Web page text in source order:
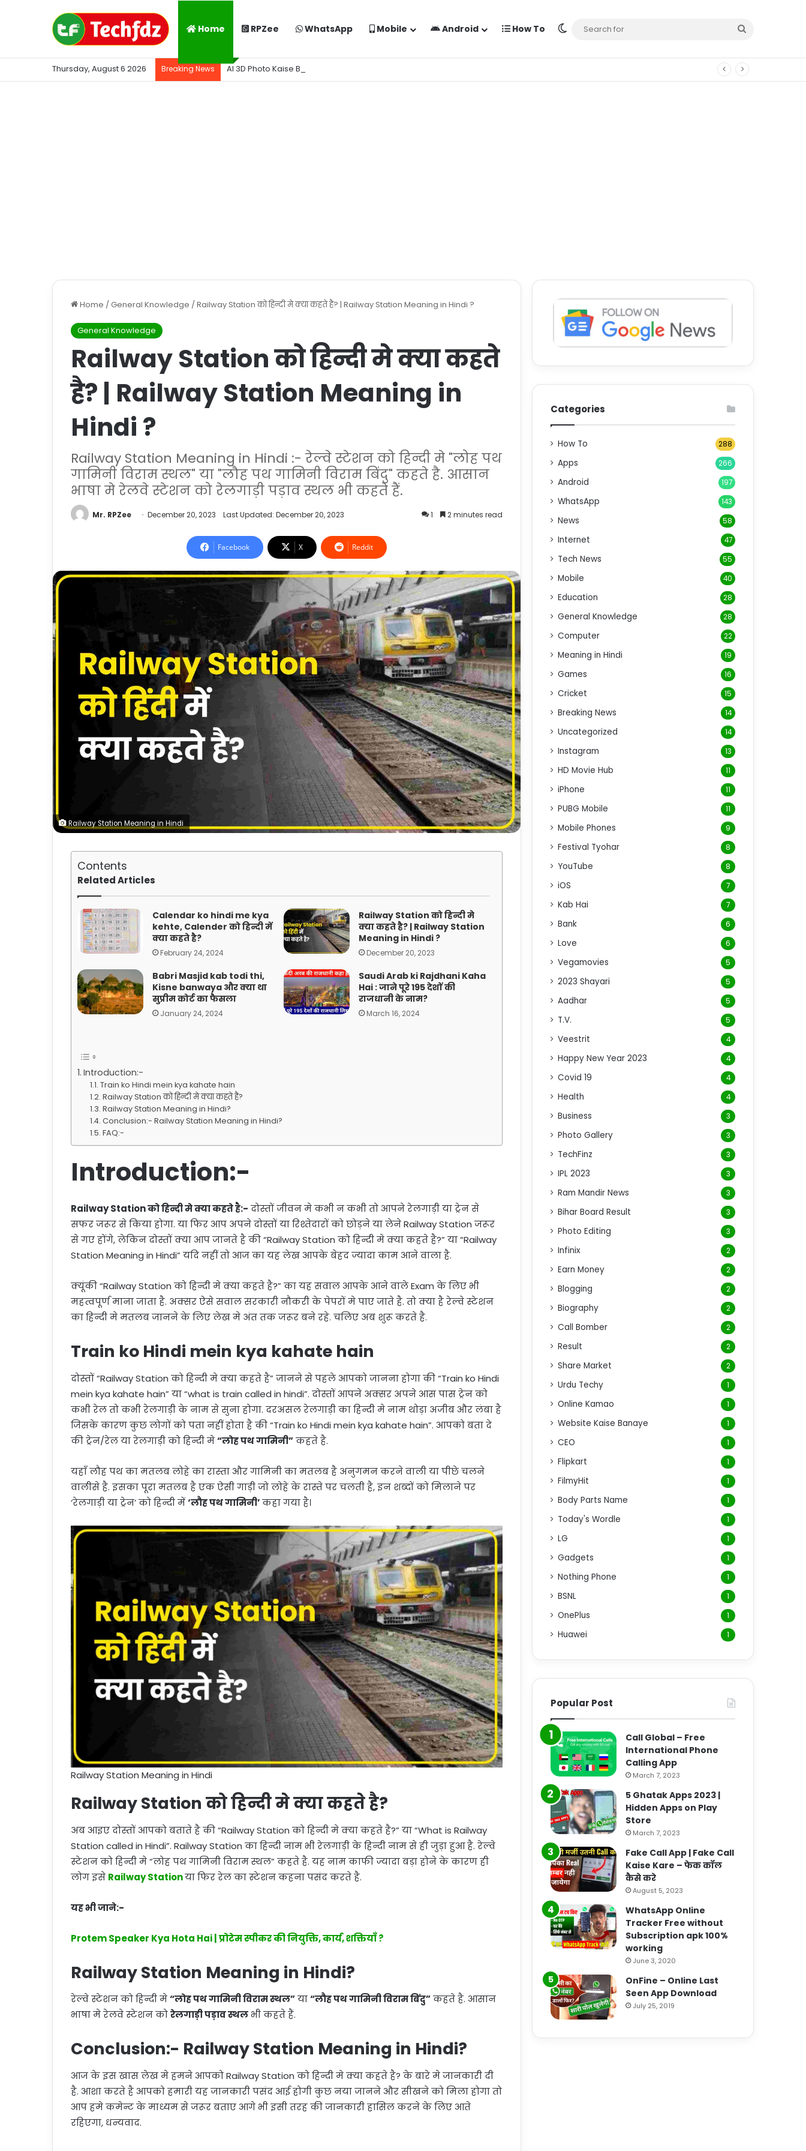
Home RPZee WhatsApp Mobile Android How To Switch skin
Thursday, August 6 2026 Breaking News AI 3D Photo Kaise Banaye Free Mein | Google Gemini Prompt
Home /General Knowledge /Railway Station को हिन्दी मे क्या कहते है? | Railway Station Meaning in Hindi ?
General Knowledge
Railway Station को हिन्दी मे क्या कहते
है? | Railway Station Meaning in
Hindi ?
Railway Station Meaning in Hindi :- रेल्वे स्टेशन को हिन्दी मे "लोह पथ
गामिनी विराम स्थल" या "लौह पथ गामिनी विराम बिंदु" कहते है. आसान
भाषा मे रेलवे स्टेशन को रेलगाड़ी पड़ाव स्थल भी कहते हैं.
Mr. RPZee December 20, 2023 Last Updated: December 20, 2023 1 2 minutes read
Facebook X Reddit
Railway Station Meaning in Hindi
Contents
Related Articles
Calendar ko hindi me kya
kehte, Calender को हिन्दी में
क्या कहते है?
February 24, 2024
Railway Station को हिन्दी मे
क्या कहते है? | Railway Station
Meaning in Hindi ?
December 20, 2023
Babri Masjid kab todi thi,
Kisne banwaya और क्या था
सुप्रीम कोर्ट का फैसला
January 24, 2024
Saudi Arab ki Rajdhani Kaha
Hai : जाने पूरे 195 देशों की
राजधानी के नाम?
March 16, 2024
Introduction:-
Train ko Hindi mein kya kahate hain
Railway Station को हिन्दी मे क्या कहते है?
Railway Station Meaning in Hindi?
Conclusion:- Railway Station Meaning in Hindi?
FAQ:-
Introduction:-
Railway Station को हिन्दी मे क्या कहते है:- दोस्तों जीवन मे कभी न कभी तो आपने रेलगाड़ी या ट्रेन से
सफर जरूर से किया होगा. या फिर आप अपने दोस्तों या रिश्तेदारों को छोड़ने या लेने Railway Station जरूर
से गए होंगे, लेकिन दोस्तों क्या आप जानते है की “Railway Station को हिन्दी मे क्या कहते है?” या “Railway
Station Meaning in Hindi” यदि नहीं तो आज का यह लेख आपके बेहद ज्यादा काम आने वाला है.
क्यूंकी “Railway Station को हिन्दी मे क्या कहते है?” का यह सवाल आपके आने वाले Exam के लिए भी
महत्वपूर्ण माना जाता है. अक्सर ऐसे सवाल सरकारी नौकरी के पेपरों मे पाए जाते है. तो क्या है रेल्वे स्टेशन
का हिन्दी मे मतलब जानने के लिए लेख मे अंत तक जरूर बने रहे. चलिए अब शुरू करते है.
Train ko Hindi mein kya kahate hain
दोस्तों “Railway Station को हिन्दी मे क्या कहते है” जानने से पहले आपको जानना होगा की “Train ko Hindi
mein kya kahate hain” या “what is train called in hindi”. दोस्तों आपने अक्सर अपने आस पास ट्रेन को
कभी रेल तो कभी रेलगाड़ी के नाम से सुना होगा. दरअसल रेलगाड़ी का हिन्दी मे नाम थोड़ा अजीब और लंबा है
जिसके कारण कुछ लोगों को पता नहीं होता है की “Train ko Hindi mein kya kahate hain”. आपको बता दे
की ट्रेन/रेल या रेलगाड़ी को हिन्दी मे“लोह पथ गामिनी”कहते है.
यहाँ लौह पथ का मतलब लोहे का रास्ता और गामिनी का मतलब है अनुगमन करने वाली या पीछे चलने
वालीसे है. इसका पूरा मतलब है एक ऐसी गाड़ी जो लोहे के रास्ते पर चलती है, इन शब्दों को मिलाने पर
‘रेलगाड़ी या ट्रेन’ को हिन्दी में‘लौह पथ गामिनी’कहा गया है।
Railway Station Meaning in Hindi
Railway Station को हिन्दी मे क्या कहते है?
अब आइए दोस्तों आपको बताते है की “Railway Station को हिन्दी मे क्या कहते है?” या “What is Railway
Station called in Hindi”. Railway Station का हिन्दी नाम भी रेलगाड़ी के हिन्दी नाम से ही जुड़ा हुआ है. रेल्वे
स्टेशन को हिन्दी मे “लोह पथ गामिनी विराम स्थल” कहते है. यह नाम काफी ज्यादा बड़ा होने के कारण ही
लोग इसे Railway Stationया फिर रेल का स्टेशन कहना पसंद करते है.
यह भी जाने:-
Protem Speaker Kya Hota Hai | प्रोटेम स्पीकर की नियुक्ति, कार्य, शक्तियाँ ?
Railway Station Meaning in Hindi?
रेल्वे स्टेशन को हिन्दी मे“लोह पथ गामिनी विराम स्थल”या“लौह पथ गामिनी विराम बिंदु”कहते है. आसान
भाषा मे रेलवे स्टेशन कोरेलगाड़ी पड़ाव स्थलभी कहते हैं.
Conclusion:- Railway Station Meaning in Hindi?
आज के इस खास लेख मे हमने आपको Railway Station को हिन्दी मे क्या कहते है? के बारे मे जानकारी दी
है. आशा करते है आपको हमारी यह जानकारी पसंद आई होगी कुछ नया जानने और सीखने को मिला होगा तो
आप हमे कमेन्ट के माध्यम से जरूर बताए आगे भी इसी तरह की जानकारी हासिल करने के लिए आते
रहिएगा, धन्यवाद.
Categories
How To 288
Apps 266
Android 197
WhatsApp 143
News 58
Internet 47
Tech News 55
Mobile 40
Education 28
General Knowledge 28
Computer 22
Meaning in Hindi 19
Games 16
Cricket 15
Breaking News 14
Uncategorized 14
Instagram 13
HD Movie Hub 11
iPhone 11
PUBG Mobile 11
Mobile Phones 9
Festival Tyohar 8
YouTube 8
iOS 7
Kab Hai 7
Bank 6
Love 6
Vegamovies 5
2023 Shayari 5
Aadhar 5
T.V. 5
Veestrit 4
Happy New Year 2023 4
Covid 19 4
Health 4
Business 3
Photo Gallery 3
TechFinz 3
IPL 2023 3
Ram Mandir News 3
Bihar Board Result 3
Photo Editing 3
Infinix 2
Earn Money 2
Blogging 2
Biography 2
Call Bomber 2
Result 2
Share Market 2
Urdu Techy 1
Online Kamao 1
Website Kaise Banaye 1
CEO 1
Flipkart 1
FilmyHit 1
Body Parts Name 1
Today's Wordle 1
LG 1
Gadgets 1
Nothing Phone 1
BSNL 1
OnePlus 1
Huawei 1
Popular Post
Call Global – Free
International Phone
Calling App
March 7, 2023
5 Ghatak Apps 2023 |
Hidden Apps on Play
Store
March 7, 2023
Fake Call App | Fake Call
Kaise Kare – फेक कॉल
कैसे करे
August 5, 2023
WhatsApp Online
Tracker Free without
Subscription apk 100%
working
June 3, 2020
OnFine – Online Last
Seen App Download
July 25, 2019